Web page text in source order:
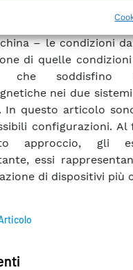
della posizione di
– le condizioni
di quelle
che
nei due
In questo articolo
configurazioni. Al
approccio, gli
essi
di dispositivi più